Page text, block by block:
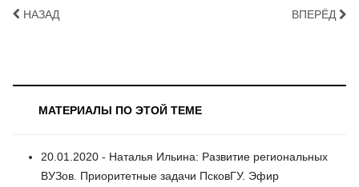
НАЗАД ВПЕРЁД
МАТЕРИАЛЫ ПО ЭТОЙ ТЕМЕ
20.01.2020 - Наталья Ильина: Развитие региональных
ВУЗов. Приоритетные задачи ПсковГУ. Эфир